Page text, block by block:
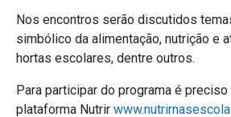
Nos encontros serão discutidos
simbólico da alimentação, nutrição e
hortas escolares, dentre outros.
Para participar do programa é
plataforma Nutrir